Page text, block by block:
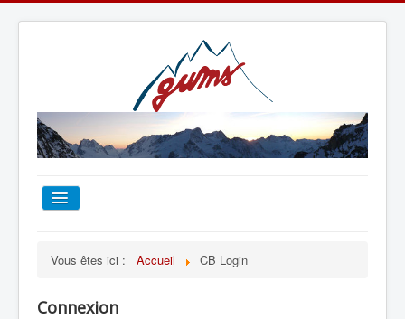
Vous êtes ici : Accueil CB Login
Connexion